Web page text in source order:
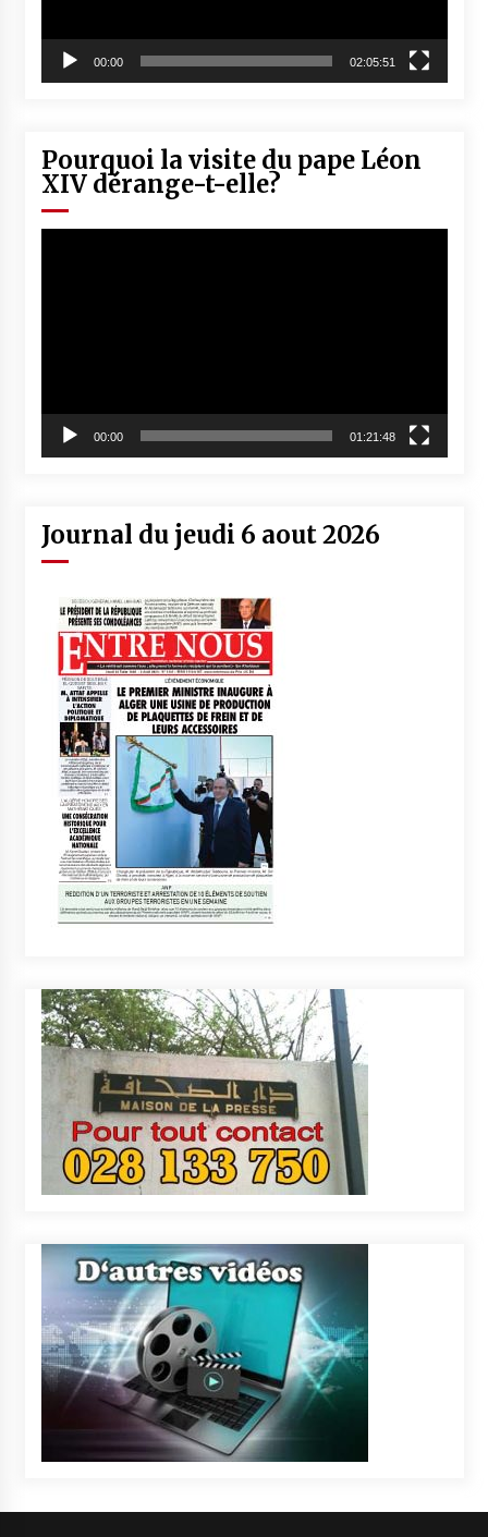
00:00 02:05:51
Pourquoi la visite du pape Léon
XIV dérange-t-elle?
00:00 01:21:48
Journal du jeudi 6 aout 2026